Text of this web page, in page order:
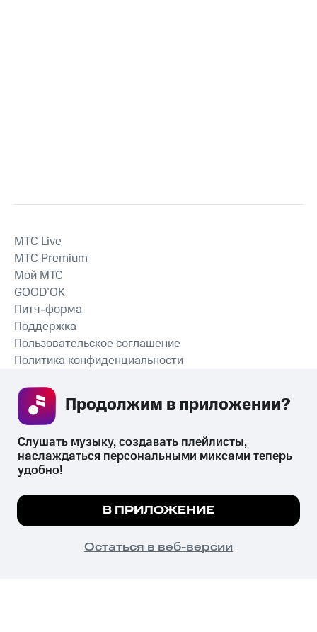
СКАЧАТЬ ПРИЛОЖЕНИЕ
MTС Live
MTС Premium
Мой МТС
GOOD’OK
Питч-форма
Поддержка
Пользовательское соглашение
Политика конфиденциальности
психотропных веществ, их аналогов причиняет вред здоровью,
их незаконный оборот запрещён и влечёт установленную
законодательством ответственность.
© 2026 ООО «КИОН».
Все права защищены
Мы используем куки, чтобы на сайте все
Подробнее
ПОНЯТНО
Слушать музыку, создавать плейлисты,
наслаждаться персональными миксами теперь
удобно!
В ПРИЛОЖЕНИЕ
Остаться в веб-версии